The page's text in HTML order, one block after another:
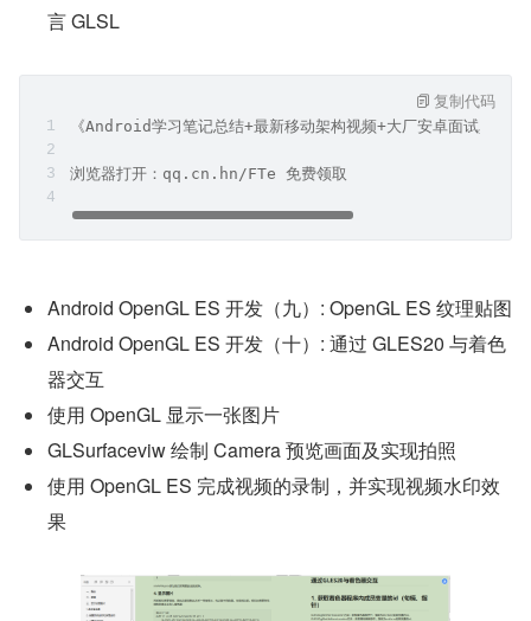
言 GLSL
《Android学习笔记总结+最新移动架构视频+大厂安卓面试真题+
浏览器打开：qq.cn.hn/FTe 免费领取
复制代码
Android OpenGL ES 开发（九）: OpenGL ES 纹理贴图
Android OpenGL ES 开发（十）: 通过 GLES20 与着色
器交互
使用 OpenGL 显示一张图片
GLSurfaceviw 绘制 Camera 预览画面及实现拍照
使用 OpenGL ES 完成视频的录制，并实现视频水印效
果